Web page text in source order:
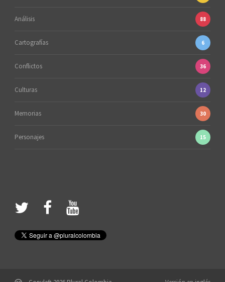
Análisis 88
Cartografías 6
Conflictos 36
Culturas 12
Memorias 30
Personajes 15